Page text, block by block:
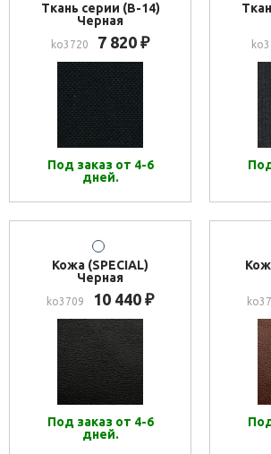
Ткань серии (В-14)
Черная
ko3720 7 820 ₽
Под заказ от 4-6
дней.
Кожа (SPECIAL)
Черная
ko3709 10 440 ₽
Под заказ от 4-6
дней.